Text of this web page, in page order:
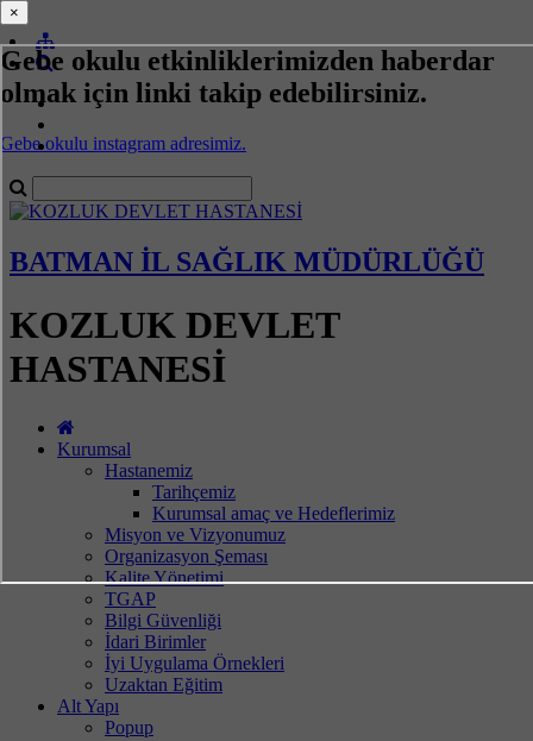
Gebe okulu etkinliklerimizden haberdar
olmak için linki takip edebilirsiniz.
Gebe okulu instagram adresimiz.
BATMAN İL SAĞLIK MÜDÜRLÜĞÜ
KOZLUK DEVLET
HASTANESİ
Kurumsal
Hastanemiz
Tarihçemiz
Kurumsal amaç ve Hedeflerimiz
Misyon ve Vizyonumuz
Organizasyon Şeması
Kalite Yönetimi
TGAP
Bilgi Güvenliği
İdari Birimler
İyi Uygulama Örnekleri
Uzaktan Eğitim
Alt Yapı
Popup
×